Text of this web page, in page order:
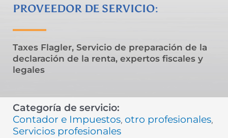
a
g
m
b
o
PROVEEDOR DE SERVICIO:
Taxes Flagler, Servicio de preparación de la
declaración de la renta, expertos fiscales y
legales
Categoría de servicio:
Contador e Impuestos, otro profesionales,
Servicios profesionales